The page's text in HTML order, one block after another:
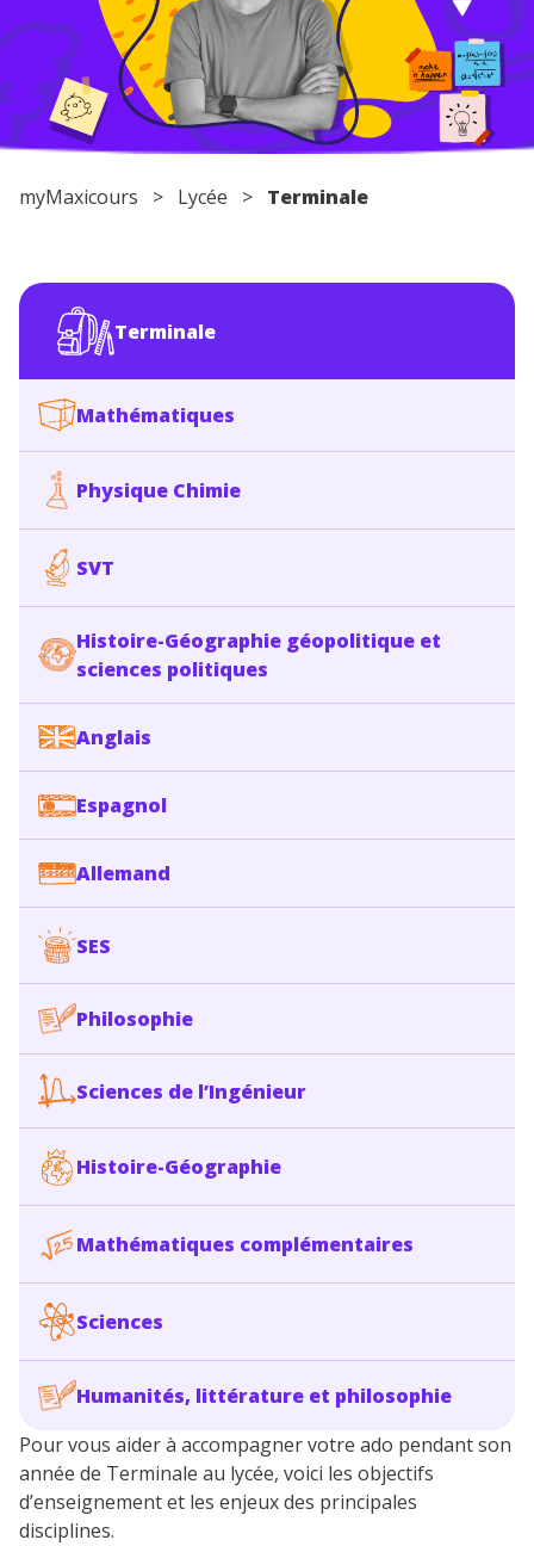
Conseils pour les parents
myMaxicours > Lycée > Terminale
Terminale
Mathématiques
Physique Chimie
SVT
Histoire-Géographie géopolitique et
sciences politiques
Anglais
Espagnol
Allemand
SES
Philosophie
Sciences de l’Ingénieur
Histoire-Géographie
Mathématiques complémentaires
Sciences
Humanités, littérature et philosophie
Pour vous aider à accompagner votre ado pendant son
année de Terminale au lycée, voici les objectifs
d’enseignement et les enjeux des principales
disciplines.